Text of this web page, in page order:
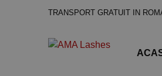
TRANSPORT GRATUIT IN